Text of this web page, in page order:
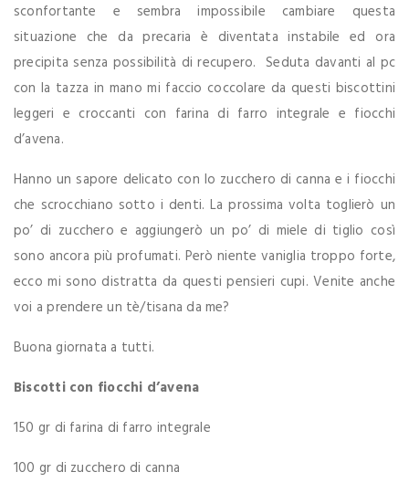
sconfortante e sembra impossibile cambiare questa
situazione che da precaria è diventata instabile ed ora
precipita senza possibilità di recupero. Seduta davanti al pc
con la tazza in mano mi faccio coccolare da questi biscottini
leggeri e croccanti con farina di farro integrale e fiocchi
d’avena.
Hanno un sapore delicato con lo zucchero di canna e i fiocchi
che scrocchiano sotto i denti. La prossima volta toglierò un
po’ di zucchero e aggiungerò un po’ di miele di tiglio così
sono ancora più profumati. Però niente vaniglia troppo forte,
ecco mi sono distratta da questi pensieri cupi. Venite anche
voi a prendere un tè/tisana da me?
Buona giornata a tutti.
Biscotti con fiocchi d’avena
150 gr di farina di farro integrale
100 gr di zucchero di canna